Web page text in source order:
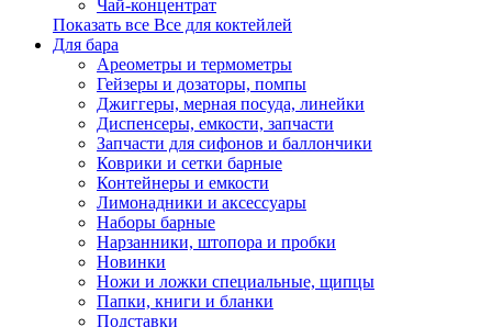
Чай-концентрат
Показать все Все для коктейлей
Для бара
Ареометры и термометры
Гейзеры и дозаторы, помпы
Джиггеры, мерная посуда, линейки
Диспенсеры, емкости, запчасти
Запчасти для сифонов и баллончики
Коврики и сетки барные
Контейнеры и емкости
Лимонадники и аксессуары
Наборы барные
Нарзанники, штопора и пробки
Новинки
Ножи и ложки специальные, щипцы
Папки, книги и бланки
Подставки